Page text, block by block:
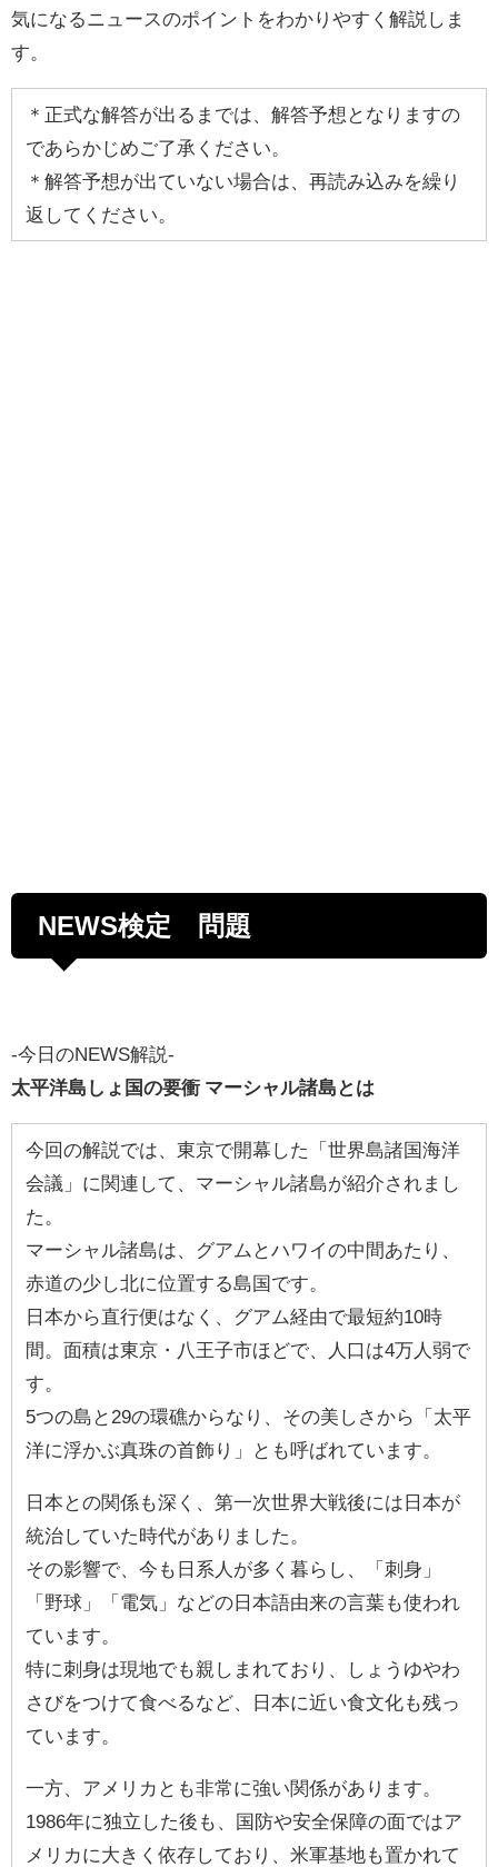
気になるニュースのポイントをわかりやすく解説しま
す。
＊正式な解答が出るまでは、解答予想となりますの
であらかじめご了承ください。
＊解答予想が出ていない場合は、再読み込みを繰り
返してください。
NEWS検定 問題
-今日のNEWS解説-
太平洋島しょ国の要衝 マーシャル諸島とは
今回の解説では、東京で開幕した「世界島諸国海洋
会議」に関連して、マーシャル諸島が紹介されまし
た。
マーシャル諸島は、グアムとハワイの中間あたり、
赤道の少し北に位置する島国です。
日本から直行便はなく、グアム経由で最短約10時
間。面積は東京・八王子市ほどで、人口は4万人弱で
す。
5つの島と29の環礁からなり、その美しさから「太平
洋に浮かぶ真珠の首飾り」とも呼ばれています。
日本との関係も深く、第一次世界大戦後には日本が
統治していた時代がありました。
その影響で、今も日系人が多く暮らし、「刺身」
「野球」「電気」などの日本語由来の言葉も使われ
ています。
特に刺身は現地でも親しまれており、しょうゆやわ
さびをつけて食べるなど、日本に近い食文化も残っ
ています。
一方、アメリカとも非常に強い関係があります。
1986年に独立した後も、国防や安全保障の面ではア
メリカに大きく依存しており、米軍基地も置かれて